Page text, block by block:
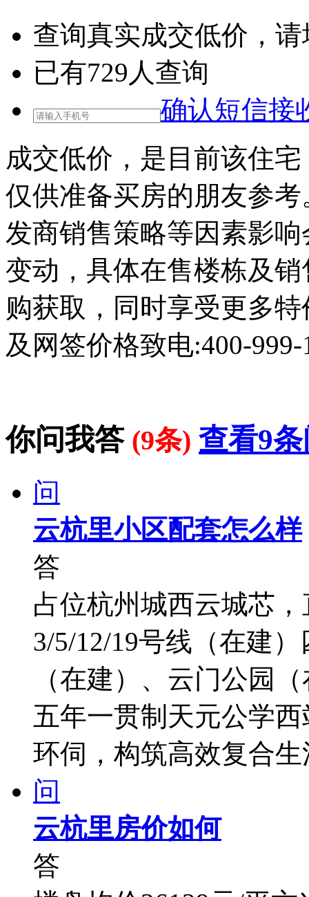
查询真实成交低价 ，
已有729 人查询
确认短信接
成交低价，是目前该住
仅供准备买房的朋友参
发商销售策略等因素影
变动，具体在售楼栋及
购获取，同时享受更多
及网签价格致电:400-
你问我答 (9条) 查看9
问
云杭里小区配套怎么样
答
占位杭州城西云城芯
3/5/12/19号线（在建
（在建）、云门公园
五年一贯制天元公学
环伺，构筑高效复合
问
云杭里房价如何
答